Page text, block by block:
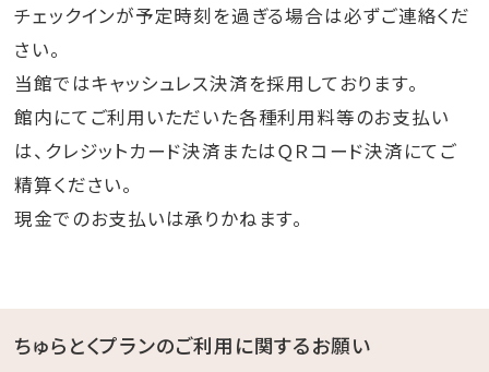
チェックインが予定時刻を過ぎる場合は必ずご連絡くだ
さい。
当館ではキャッシュレス決済を採用しております。
館内にてご利用いただいた各種利用料等のお支払い
は、クレジットカード決済またはＱＲコード決済にてご
精算ください。
現金でのお支払いは承りかねます。
ちゅらとくプランのご利用に関するお願い